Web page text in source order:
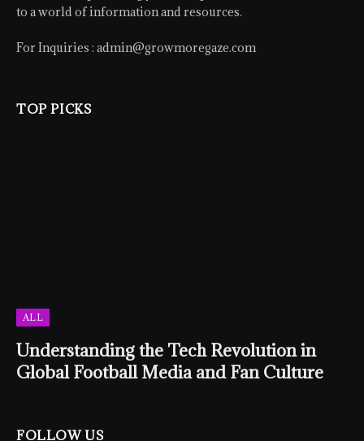
to a world of information and resources.
For Inquiries : admin@growmoregaze.com
TOP PICKS
ALL
Understanding the Tech Revolution in
Global Football Media and Fan Culture
FOLLOW US